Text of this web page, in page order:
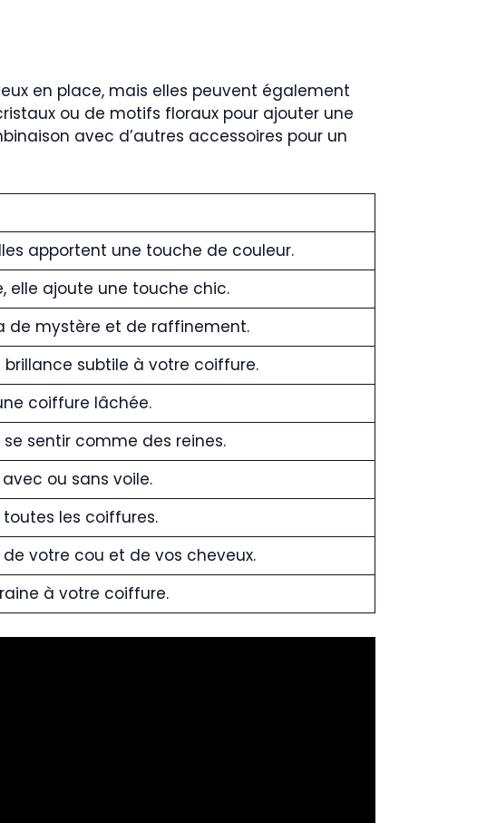
en place, mais elles peuvent également
ou de motifs floraux pour ajouter une
avec d’autres accessoires pour un
apportent une touche de couleur.
elle ajoute une touche chic.
de mystère et de raffinement.
subtile à votre coiffure.
coiffure lâchée.
sentir comme des reines.
ou sans voile.
les coiffures.
votre cou et de vos cheveux.
à votre coiffure.